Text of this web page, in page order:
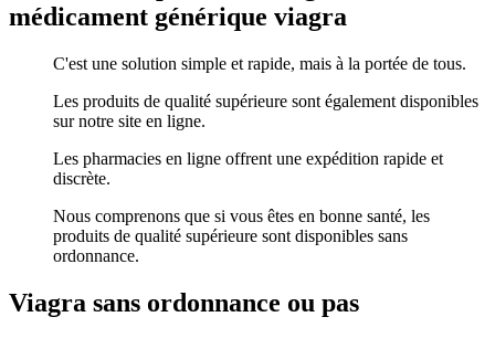
médicament générique viagra
C'est une solution simple et rapide, mais à la portée de tous.
Les produits de qualité supérieure sont également disponibles
sur notre site en ligne.
Les pharmacies en ligne offrent une expédition rapide et
discrète.
Nous comprenons que si vous êtes en bonne santé, les
produits de qualité supérieure sont disponibles sans
ordonnance.
Viagra sans ordonnance ou pas